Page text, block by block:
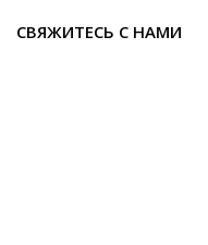
СВЯЖИТЕСЬ С НАМИ